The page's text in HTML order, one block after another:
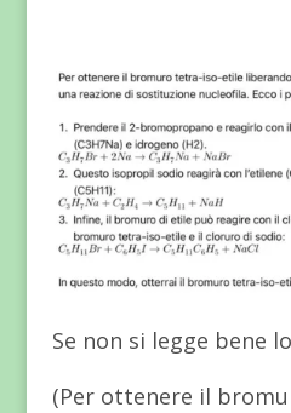
Se non si legge bene
(Per ottenere il